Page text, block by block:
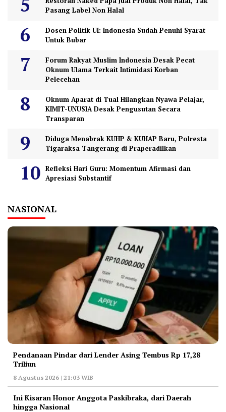
Pasang Label Non Halal
Dosen Politik UI: Indonesia Sudah Penuhi Syarat
Untuk Bubar
Forum Rakyat Muslim Indonesia Desak Pecat
Oknum Ulama Terkait Intimidasi Korban
Pelecehan
Oknum Aparat di Tual Hilangkan Nyawa Pelajar,
KIMIT-UNUSIA Desak Pengusutan Secara
Transparan
Diduga Menabrak KUHP & KUHAP Baru, Polresta
Tigaraksa Tangerang di Praperadilkan
Refleksi Hari Guru: Momentum Afirmasi dan
Apresiasi Substantif
NASIONAL
Pendanaan Pindar dari Lender Asing Tembus Rp 17,28
Triliun
8 Agustus 2026 | 21:03 WIB
Ini Kisaran Honor Anggota Paskibraka, dari Daerah
hingga Nasional